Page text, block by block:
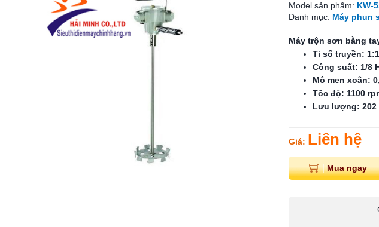
Model sản phẩm: KW-
Danh mục: Máy phun
Máy trộn sơn bằng
Tỉ số truyền: 1:1
Công suất: 1/8
Mô men xoắn:
Tốc độ: 1100
Lưu lượng: 202
Giá: Liên hệ
Mua ngay